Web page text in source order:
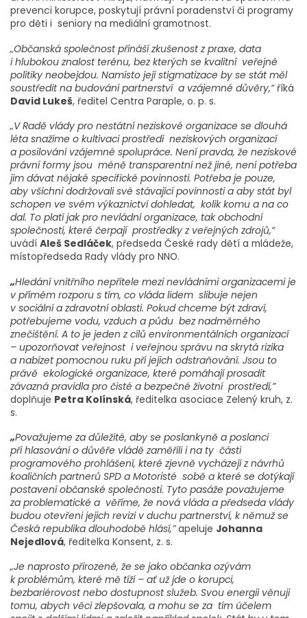
prevenci korupce, poskytují právní poradenství či programy
pro děti i seniory na mediální gramotnost.
„Občanská společnost přináší zkušenost z praxe, data
i hlubokou znalost terénu, bez kterých se kvalitní veřejné
politiky neobejdou. Namísto její stigmatizace by se stát měl
soustředit na budování partnerství a vzájemné důvěry,“ říká
David Lukeš, ředitel Centra Paraple, o. p. s.
„V Radě vlády pro nestátní neziskové organizace se dlouhá
léta snažíme o kultivaci prostředí neziskových organizací
a posilování vzájemné spolupráce. Není pravda, že neziskové
právní formy jsou méně transparentní než jiné, není potřeba
jim dávat nějaké specifické povinnosti. Potřeba je pouze,
aby všichni dodržovali své stávající povinnosti a aby stát byl
schopen ve svém výkaznictví dohledat, kolik komu a na co
dal. To platí jak pro nevládní organizace, tak obchodní
společnosti, které čerpají prostředky z veřejných zdrojů,“
uvádí Aleš Sedláček, předseda České rady dětí a mládeže,
místopředseda Rady vlády pro NNO.
„Hledání vnitřního nepřítele mezi nevládními organizacemi je
v přímém rozporu s tím, co vláda lidem slibuje nejen
v sociální a zdravotní oblasti. Pokud chceme být zdraví,
potřebujeme vodu, vzduch a půdu bez nadměrného
znečištění. A to je jeden z cílů environmentálních organizací
– upozorňovat veřejnost i veřejnou správu na skrytá rizika
a nabízet pomocnou ruku při jejich odstraňování. Jsou to
právě ekologické organizace, které pomáhají prosadit
závazná pravidla pro čisté a bezpečné životní prostředí,”
doplňuje Petra Kolínská, ředitelka asociace Zelený kruh, z.
s.
„Považujeme za důležité, aby se poslankyně a poslanci
při hlasování o důvěře vládě zaměřili i na ty části
programového prohlášení, které zjevně vycházejí z návrhů
koaličních partnerů SPD a Motoristé sobě a které se dotýkají
postavení občanské společnosti. Tyto pasáže považujeme
za problematické a věříme, že nová vláda a předseda vlády
budou otevřeni jejich revizi v duchu partnerství, k němuž se
Česká republika dlouhodobě hlásí,”apeluje Johanna
Nejedlová, ředitelka Konsent, z. s.
„Je naprosto přirozené, že se jako občanka ozývám
k problémům, které mě tíží – ať už jde o korupci,
bezbariérovost nebo dostupnost služeb. Svou energii věnuji
tomu, abych věci zlepšovala, a mohu se za tím účelem